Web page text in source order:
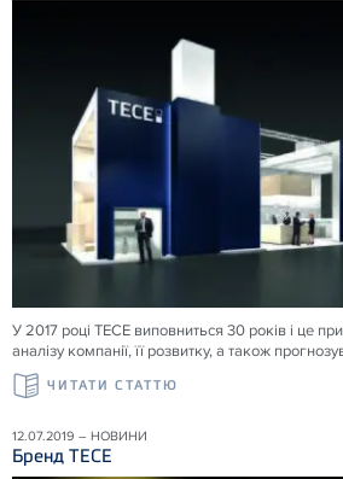
У 2017 році ТЕСЕ виповниться 30 років і це
аналізу компанії, її розвитку, а також
ЧИТАТИ СТАТТЮ
12.07.2019 – НОВИНИ
Бренд ТЕСЕ